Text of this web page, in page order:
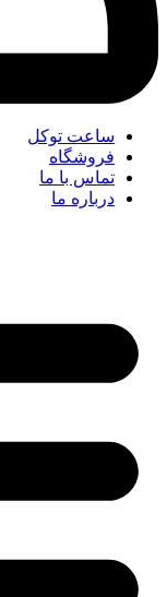
ساعت توکل
فروشگاه
تماس با ما
درباره ما